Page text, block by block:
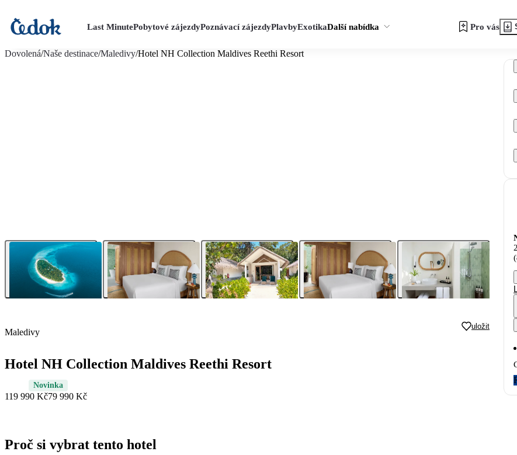
Last MinutePobytové zájezdyPoznávací zájezdyPlavbyExotikaDalší nabídka Pro vás
Dovolená/Naše destinace/Maledivy/Hotel NH Collection Maldives Reethi Resort
Maledivy
uložit
Hotel NH Collection Maldives Reethi Resort
Novinka
119 990 Kč79 990 Kč
Proč si vybrat tento hotel